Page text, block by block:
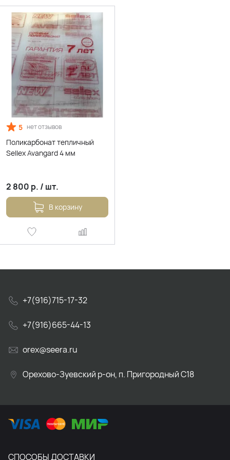
5 нет отзывов
Поликарбонат тепличный
Sellex Avangard 4 мм
2 800 р. / шт.
В корзину
+7(916)715-17-32
+7(916)665-44-13
orex@seera.ru
Орехово-Зуевский р-он, п. Пригородный С18
СПОСОБЫ ДОСТАВКИ